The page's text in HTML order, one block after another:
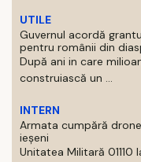
UTILE
Guvernul acordă
pentru românii din
După ani in care
construiască un ...
INTERN
Armata cumpără
ieșeni
Unitatea Militară 01110